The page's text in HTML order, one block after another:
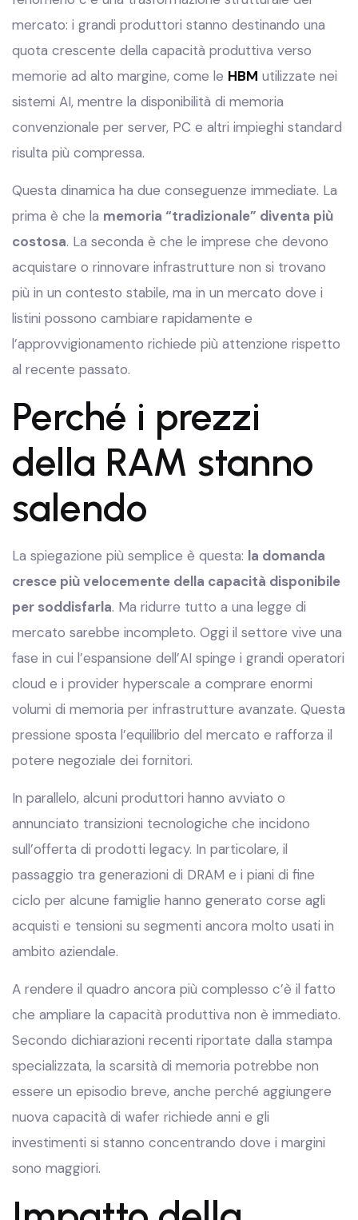
mercato: i grandi produttori stanno destinando una
quota crescente della capacità produttiva verso
memorie ad alto margine, come le HBM utilizzate nei
sistemi AI, mentre la disponibilità di memoria
convenzionale per server, PC e altri impieghi standard
risulta più compressa.
Questa dinamica ha due conseguenze immediate. La
prima è che la memoria “tradizionale” diventa più
costosa. La seconda è che le imprese che devono
acquistare o rinnovare infrastrutture non si trovano
più in un contesto stabile, ma in un mercato dove i
listini possono cambiare rapidamente e
l’approvvigionamento richiede più attenzione rispetto
al recente passato.
Perché i prezzi
della RAM stanno
salendo
La spiegazione più semplice è questa: la domanda
cresce più velocemente della capacità disponibile
per soddisfarla. Ma ridurre tutto a una legge di
mercato sarebbe incompleto. Oggi il settore vive una
fase in cui l’espansione dell’AI spinge i grandi operatori
cloud e i provider hyperscale a comprare enormi
volumi di memoria per infrastrutture avanzate. Questa
pressione sposta l’equilibrio del mercato e rafforza il
potere negoziale dei fornitori.
In parallelo, alcuni produttori hanno avviato o
annunciato transizioni tecnologiche che incidono
sull’offerta di prodotti legacy. In particolare, il
passaggio tra generazioni di DRAM e i piani di fine
ciclo per alcune famiglie hanno generato corse agli
acquisti e tensioni su segmenti ancora molto usati in
ambito aziendale.
A rendere il quadro ancora più complesso c’è il fatto
che ampliare la capacità produttiva non è immediato.
Secondo dichiarazioni recenti riportate dalla stampa
specializzata, la scarsità di memoria potrebbe non
essere un episodio breve, anche perché aggiungere
nuova capacità di wafer richiede anni e gli
investimenti si stanno concentrando dove i margini
sono maggiori.